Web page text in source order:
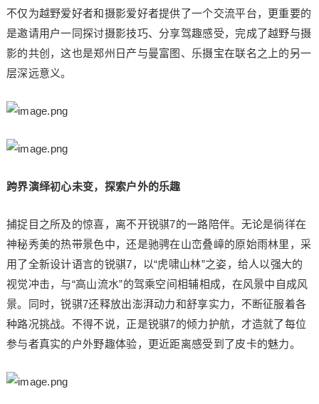
不仅为越野爱好者和摄影爱好者提供了一个交流平台，更重要的
是邀请用户一同探讨摄影技巧、分享驾趣感受，完成了越野与摄
影的共创，这也是郑州日产与曼富图、乐摄宝在联名之上的另一
层深远意义。
跨界演绎初心未变，探索户外的乐趣
捕捉目之所及的惊喜，离不开锐骐7的一路陪伴。无论是徜徉在
神秘秀美的热带景色中，还是驰骋在山峦叠嶂的原始雨林里，采
用了全新设计语言的锐骐7，以“虎啸山林”之姿，给人以强大的
视觉冲击，与“高山流水”的驾乘空间相辅相成，在风景中自成风
景。同时，锐骐7还释放出澎湃动力和舒享实力，不断征服着各
种路况挑战。不得不说，正是锐骐7的倾力护航，才造就了每位
参与者真实的户外野趣体验，更近距离感受到了皮卡的魅力。